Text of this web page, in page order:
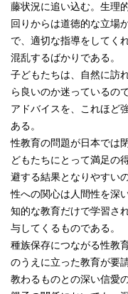
藤状況に追い込む。生理
回りからは道徳的な立場
で、適切な指導をしてく
混乱するばかりである。
子どもたちは、自然に訪
ら良いのか迷っているの
アドバイスを、これほど
ある。
性教育の問題が日本では
どもたちにとって満足の
避する結果となりやすい
性への関心は人間性を深
知的な教育だけで学習さ
与してくるものである。
種族保存につながる性教
のうえに立った教育が要
教わるものとの深い信愛